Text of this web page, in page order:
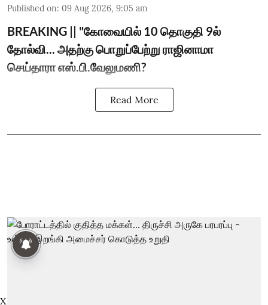
Published on: 09 Aug 2026, 9:05 am
BREAKING || "கோவையில் 10 தொகுதி 9ல்
தோல்வி... அதற்கு பொறுப்பேற்று ராஜினாமா
செய்தாரா எஸ்.பி.வேலுமணி?
Read More
X